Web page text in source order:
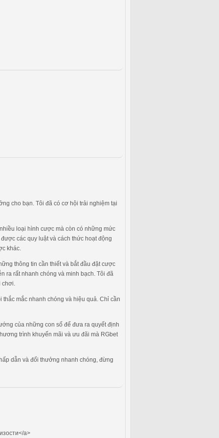
cho bạn. Tôi đã có cơ hội trải nghiệm tại
loại hình cược mà còn có những mức
các quy luật và cách thức hoạt động
khác.
thông tin cần thiết và bắt đầu đặt cược
ra rất nhanh chóng và minh bạch. Tôi đã
mắc nhanh chóng và hiệu quả. Chỉ cần
của những con số để đưa ra quyết định
trình khuyến mãi và ưu đãi mà RGbet
dẫn và đổi thưởng nhanh chóng, đừng
a>